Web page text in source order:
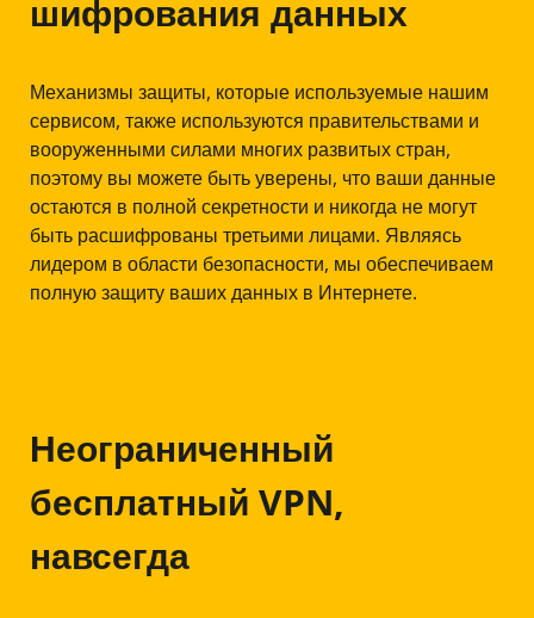
шифрования данных
Механизмы защиты, которые используемые нашим
сервисом, также используются правительствами и
вооруженными силами многих развитых стран,
поэтому вы можете быть уверены, что ваши данные
остаются в полной секретности и никогда не могут
быть расшифрованы третьими лицами. Являясь
лидером в области безопасности, мы обеспечиваем
полную защиту ваших данных в Интернете.
Неограниченный
бесплатный VPN,
навсегда